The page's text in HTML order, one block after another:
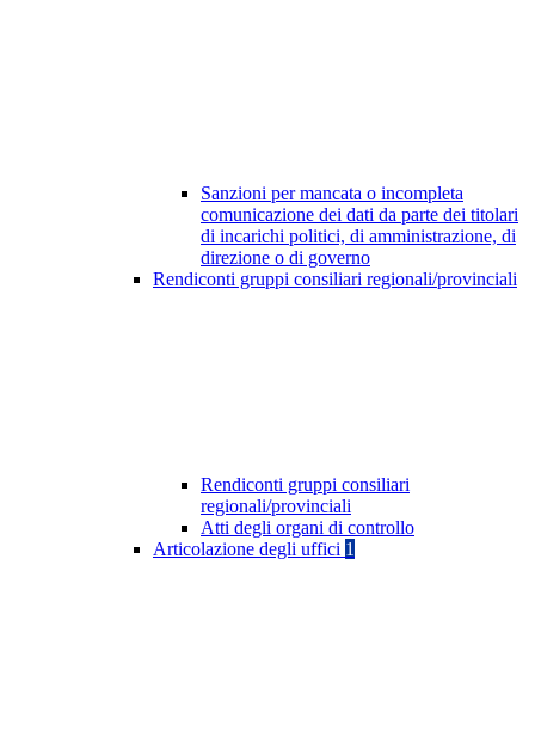
Sanzioni per mancata o incompleta
comunicazione dei dati da parte dei titolari
di incarichi politici, di amministrazione, di
direzione o di governo
Rendiconti gruppi consiliari regionali/provinciali
Rendiconti gruppi consiliari
regionali/provinciali
Atti degli organi di controllo
Articolazione degli uffici 1